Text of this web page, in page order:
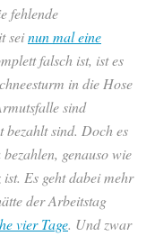
fehlende
seinun mal eine
falsch ist, ist es
in die Hose
sind
bezahlt sind. Doch es
genauso wie
Es geht dabei mehr
der Arbeitstag
vier Tage. Und zwar